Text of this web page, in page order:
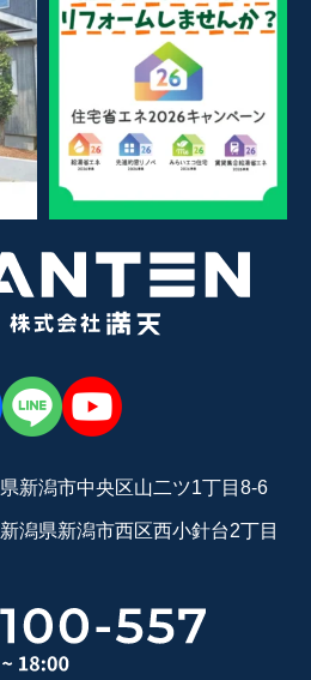
新潟市中央区山二ツ1丁目8-6
潟県新潟市西区西小針台2丁目